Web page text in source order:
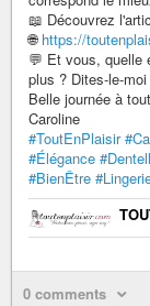
📖 Découvrez
🌐 https://
💬 Et vous, quelle
plus ? Dites-le-
Belle journée à
Caroline
#ToutEnPlaisir
#Élégance
#BienÊtre
0 comments